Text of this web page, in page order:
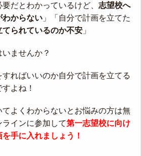
だとわかっているけど、 志望校へ
わからない 」「自分で計画を立てた
てられているのか不安 」
ませんか？
ればいいのか自分で計画を立てる
よね！
よくわからないとお悩みの方は無
インに参加して第一志望校に向け
手に入れましょう！